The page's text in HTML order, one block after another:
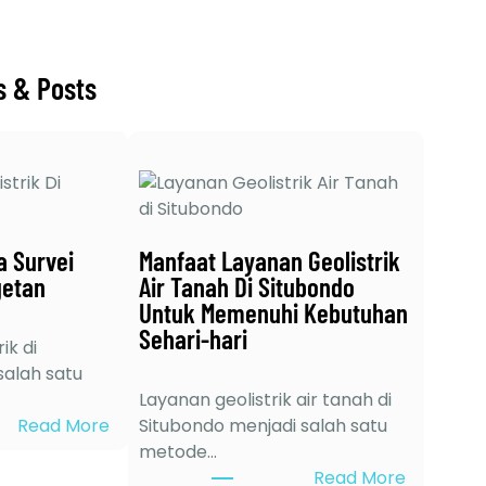
& Posts
Survei
di
satu
Read More:
Manfaat Layanan Geolistrik
Air Tanah Di Situbondo
Untuk Memenuhi Kebutuhan
Sehari-hari
Layanan geolistrik air tanah di
Situbondo menjadi salah satu
metode…
Read More: